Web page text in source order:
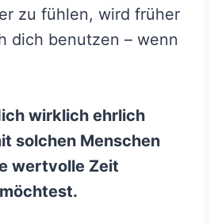
zu fühlen, wird früher
dich benutzen – wenn
wirklich ehrlich
solchen Menschen
wertvolle Zeit